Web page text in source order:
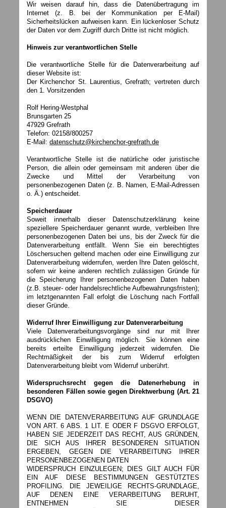
Wir weisen darauf hin, dass die Datenübertragung im
Internet (z. B. bei der Kommunikation per E-Mail)
Sicherheitslücken aufweisen kann. Ein lückenloser Schutz
der Daten vor dem Zugriff durch Dritte ist nicht möglich.
Hinweis zur verantwortlichen Stelle
Die verantwortliche Stelle für die Datenverarbeitung auf
dieser Website ist:
Der Kirchenchor St. Laurentius, Grefrath; vertreten durch
den 1. Vorsitzenden
Rolf Hering-Westphal
Brunsgarten 25
47929 Grefrath
Telefon: 02158/800257
E-Mail: datenschutz@kirchenchor-grefrath.de
Verantwortliche Stelle ist die natürliche oder juristische
Person, die allein oder gemeinsam mit anderen über die
Zwecke und Mittel der Verarbeitung von
personenbezogenen Daten (z. B. Namen, E-Mail-Adressen
o. Ä.) entscheidet.
Speicherdauer
Soweit innerhalb dieser Datenschutzerklärung keine
speziellere Speicherdauer genannt wurde, verbleiben Ihre
personenbezogenen Daten bei uns, bis der Zweck für die
Datenverarbeitung entfällt. Wenn Sie ein berechtigtes
Löschersuchen geltend machen oder eine Einwilligung zur
Datenverarbeitung widerrufen, werden Ihre Daten gelöscht,
sofern wir keine anderen rechtlich zulässigen Gründe für
die Speicherung Ihrer personenbezogenen Daten haben
(z.B. steuer- oder handelsrechtliche Aufbewahrungsfristen);
im letztgenannten Fall erfolgt die Löschung nach Fortfall
dieser Gründe.
Widerruf Ihrer Einwilligung zur Datenverarbeitung
Viele Datenverarbeitungsvorgänge sind nur mit Ihrer
ausdrücklichen Einwilligung möglich. Sie können eine
bereits erteilte Einwilligung jederzeit widerrufen. Die
Rechtmäßigkeit der bis zum Widerruf erfolgten
Datenverarbeitung bleibt vom Widerruf unberührt.
Widerspruchsrecht gegen die Datenerhebung in
besonderen Fällen sowie gegen Direktwerbung (Art. 21
DSGVO)
WENN DIE DATENVERARBEITUNG AUF GRUNDLAGE
VON ART. 6 ABS. 1 LIT. E ODER F DSGVO ERFOLGT,
HABEN SIE JEDERZEIT DAS RECHT, AUS GRÜNDEN,
DIE SICH AUS IHRER BESONDEREN SITUATION
ERGEBEN, GEGEN DIE VERARBEITUNG IHRER
PERSONENBEZOGENEN DATEN
WIDERSPRUCH EINZULEGEN; DIES GILT AUCH FÜR
EIN AUF DIESE BESTIMMUNGEN GESTÜTZTES
PROFILING. DIE JEWEILIGE RECHTS-GRUNDLAGE,
AUF DENEN EINE VERARBEITUNG BERUHT,
ENTNEHMEN SIE DIESER